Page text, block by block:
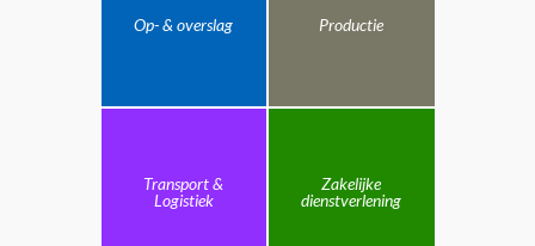
Op- & overslag Productie
Transport &
Logistiek
Zakelijke
dienstverlening